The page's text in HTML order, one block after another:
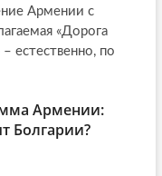
Армении с
«Дорога
естественно, по
Армении:
Болгарии?